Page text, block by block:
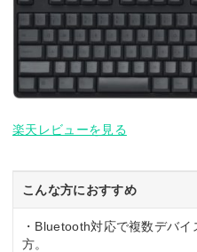
楽天レビューを見る
こんな方におすすめ
・Bluetooth対応で複数デバ
方。